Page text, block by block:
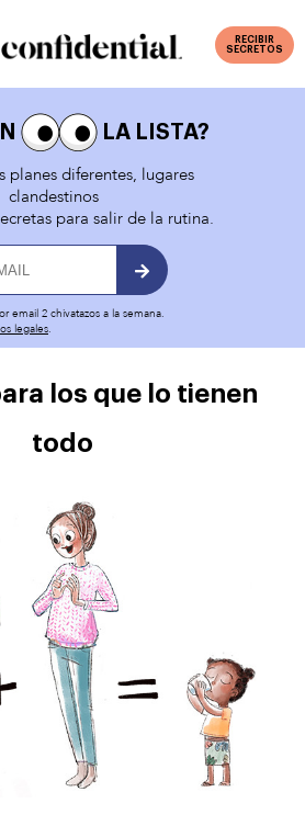
RECIBIR
SECRETOS
LA LISTA?
planes diferentes, lugares
clandestinos
para salir de la rutina.
email 2 chivatazos a la semana.
legales.
los que lo tienen
todo